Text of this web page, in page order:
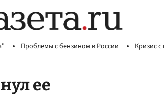
Проблемы с бензином в России Кризис
ее